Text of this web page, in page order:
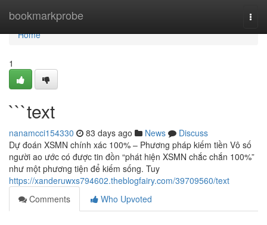
bookmarkprobe
Home
Home
1
```text
nanamcci154330 83 days ago News
Discuss
Dự đoán XSMN chính xác 100% – Phương pháp kiếm tiền Vô số
người ao ước có được tin đồn “phát hiện XSMN chắc chắn 100%”
như một phương tiện để kiếm sống. Tuy
https://xanderuwxs794602.theblogfairy.com/39709560/text
Comments
Who Upvoted